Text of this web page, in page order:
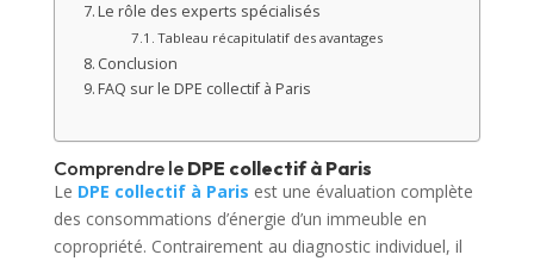
Le rôle des experts spécialisés
Tableau récapitulatif des avantages
Conclusion
FAQ sur le DPE collectif à Paris
Comprendre le DPE collectif à Paris
Le DPE collectif à Paris est une évaluation complète
des consommations d’énergie d’un immeuble en
copropriété. Contrairement au diagnostic individuel, il